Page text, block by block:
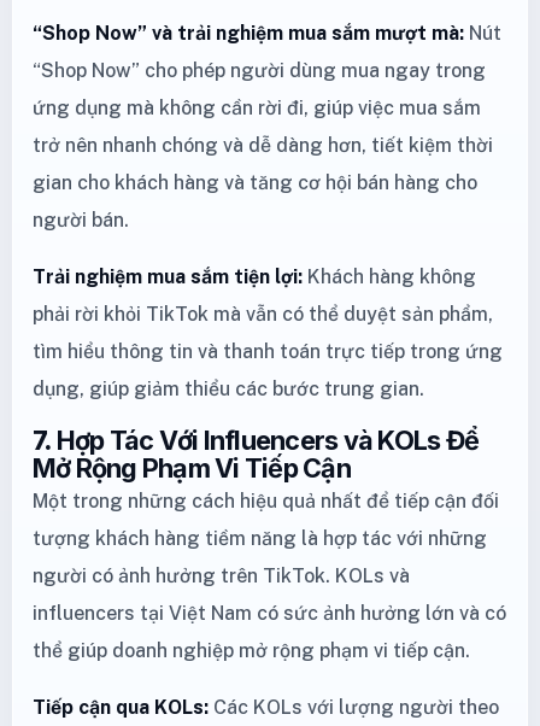
“Shop Now” và trải nghiệm mua sắm mượt mà: Nút
“Shop Now” cho phép người dùng mua ngay trong
ứng dụng mà không cần rời đi, giúp việc mua sắm
trở nên nhanh chóng và dễ dàng hơn, tiết kiệm thời
gian cho khách hàng và tăng cơ hội bán hàng cho
người bán.
Trải nghiệm mua sắm tiện lợi: Khách hàng không
phải rời khỏi TikTok mà vẫn có thể duyệt sản phẩm,
tìm hiểu thông tin và thanh toán trực tiếp trong ứng
dụng, giúp giảm thiểu các bước trung gian.
7. Hợp Tác Với Influencers và KOLs Để
Mở Rộng Phạm Vi Tiếp Cận
Một trong những cách hiệu quả nhất để tiếp cận đối
tượng khách hàng tiềm năng là hợp tác với những
người có ảnh hưởng trên TikTok. KOLs và
influencers tại Việt Nam có sức ảnh hưởng lớn và có
thể giúp doanh nghiệp mở rộng phạm vi tiếp cận.
Tiếp cận qua KOLs: Các KOLs với lượng người theo